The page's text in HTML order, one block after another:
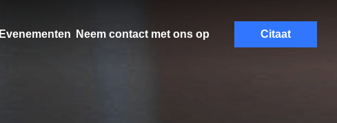
Neem contact met ons op Citaat